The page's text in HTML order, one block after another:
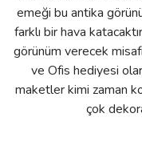
emeği bu antika
farklı bir hava
görünüm verecek
ve Ofis hediyesi
maketler kimi zaman
çok